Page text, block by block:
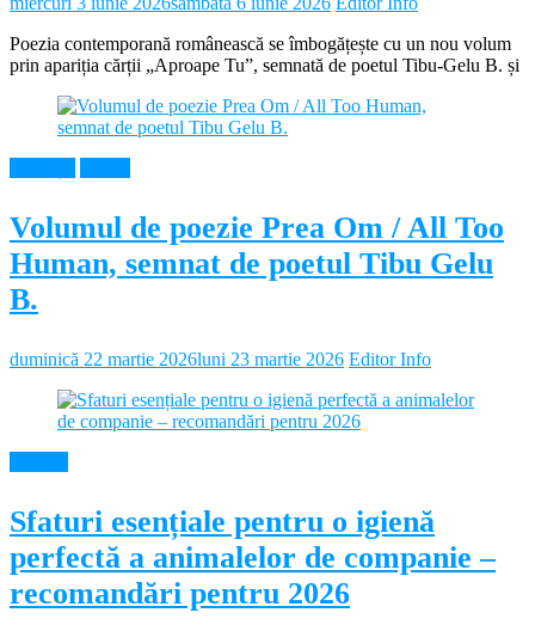
Poezia contemporană românească se îmbogățește cu un nou volum
prin apariția cărții „Aproape Tu”, semnată de poetul Tibu-Gelu B. și
Volumul de poezie Prea Om / All Too
Human, semnat de poetul Tibu Gelu
B.
duminică 22 martie 2026luni 23 martie 2026 Editor Info
Sfaturi esențiale pentru o igienă
perfectă a animalelor de companie –
recomandări pentru 2026